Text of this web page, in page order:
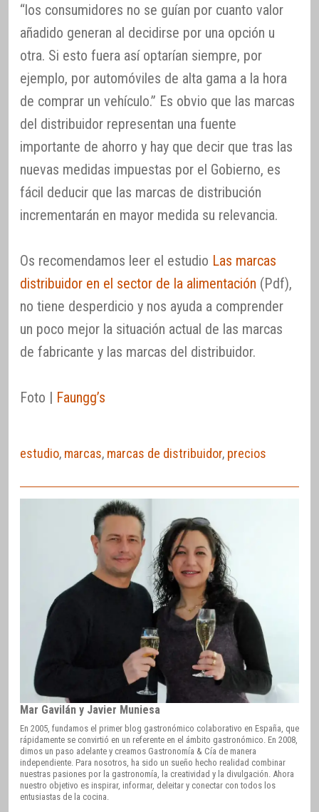
“los consumidores no se guían por cuanto valor
añadido generan al decidirse por una opción u
otra. Si esto fuera así optarían siempre, por
ejemplo, por automóviles de alta gama a la hora
de comprar un vehículo.” Es obvio que las marcas
del distribuidor representan una fuente
importante de ahorro y hay que decir que tras las
nuevas medidas impuestas por el Gobierno, es
fácil deducir que las marcas de distribución
incrementarán en mayor medida su relevancia.
Os recomendamos leer el estudio Las marcas
distribuidor en el sector de la alimentación (Pdf),
no tiene desperdicio y nos ayuda a comprender
un poco mejor la situación actual de las marcas
de fabricante y las marcas del distribuidor.
Foto | Faungg’s
estudio, marcas, marcas de distribuidor, precios
Mar Gavilán y Javier Muniesa
En 2005, fundamos el primer blog gastronómico colaborativo en España, que
rápidamente se convirtió en un referente en el ámbito gastronómico. En 2008,
dimos un paso adelante y creamos Gastronomía & Cía de manera
independiente. Para nosotros, ha sido un sueño hecho realidad combinar
nuestras pasiones por la gastronomía, la creatividad y la divulgación. Ahora
nuestro objetivo es inspirar, informar, deleitar y conectar con todos los
entusiastas de la cocina.